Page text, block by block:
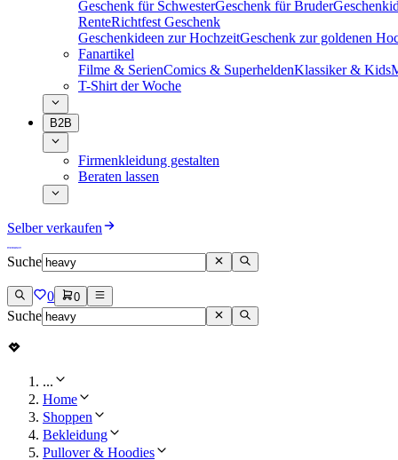
Geschenk für SchwesterGeschenk für Bruder
RenteRichtfest Geschenk
Geschenkideen zur HochzeitGeschenk zur goldenen
Fanartikel
Filme & SerienComics & SuperheldenKlassiker & Kids
T-Shirt der Woche
B2B
Firmenkleidung gestalten
Beraten lassen
Selber verkaufen
Suche
0 0
Suche
...
Home
Shoppen
Bekleidung
Pullover & Hoodies